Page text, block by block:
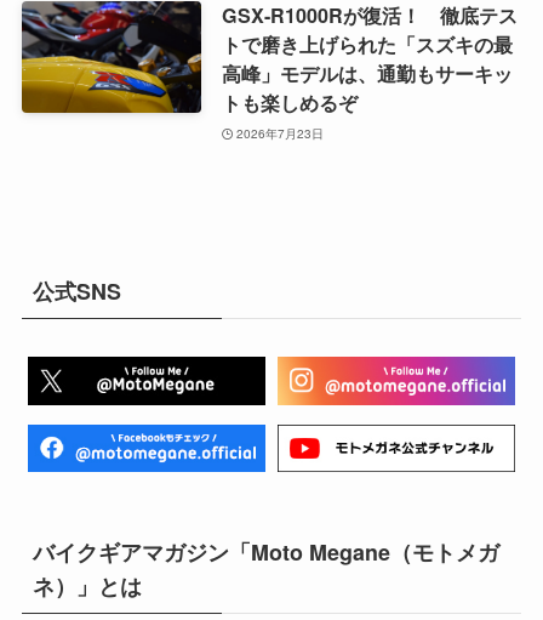
GSX-R1000Rが復活！ 徹底テス
トで磨き上げられた「スズキの最
高峰」モデルは、通勤もサーキッ
トも楽しめるぞ
2026年7月23日
公式SNS
バイクギアマガジン「Moto Megane（モトメガ
ネ）」とは